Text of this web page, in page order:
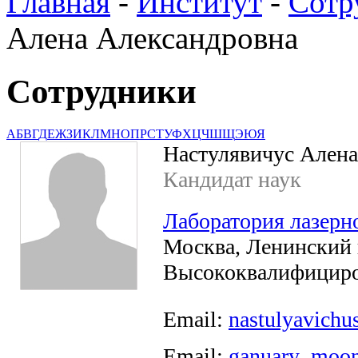
Алена Александровна
Сотрудники
АБВГДЕЖЗИКЛМНОПРСТУФХЦЧШЩЭЮЯ
Настулявичус
Кандидат наук
Лаборатория
Москва, Ленинский
Email: